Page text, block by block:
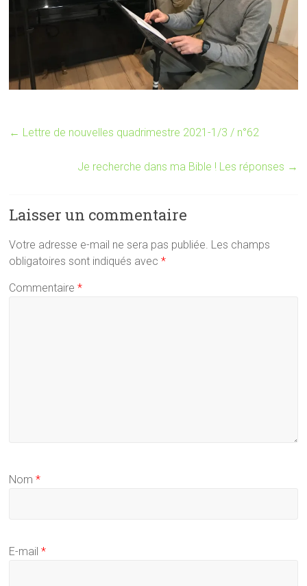
← Lettre de nouvelles quadrimestre 2021-1/3 / n°62
Je recherche dans ma Bible ! Les réponses →
Laisser un commentaire
Votre adresse e-mail ne sera pas publiée. Les champs
obligatoires sont indiqués avec*
Commentaire*
Nom*
E-mail*